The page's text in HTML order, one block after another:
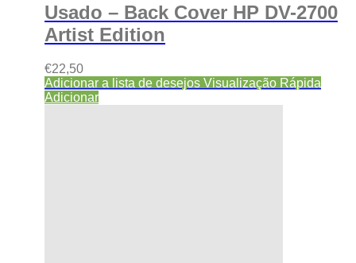
Usado – Back Cover HP DV-2700
Artist Edition
€22,50
Adicionar a lista de desejos Visualização Rápida
Adicionar